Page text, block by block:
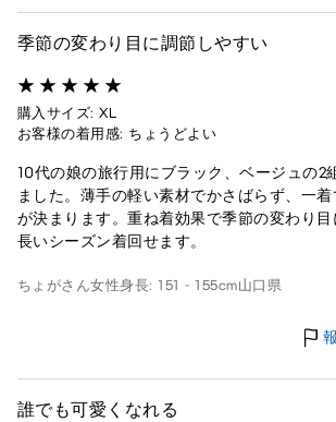
季節の変わり目に調節しやすい
購入サイズ: XL
お客様の着用感: ちょうどよい
10代の娘の旅行用にブラック、ベージュの2
ました。薄手の軽い素材でかさばらず、一着
が決まります。重ね着効果で季節の変わり目
長いシーズン着回せます。
ちょがさん女性身長: 151 - 155cm山口県
誰でも可愛くなれる